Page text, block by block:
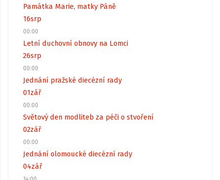
Památka Marie, matky Páně
16srp
00:00
Letní duchovní obnovy na Lomci
26srp
00:00
Jednání pražské diecézní rady
01zář
00:00
Světový den modliteb za péči o stvoření
02zář
00:00
Jednání olomoucké diecézní rady
04zář